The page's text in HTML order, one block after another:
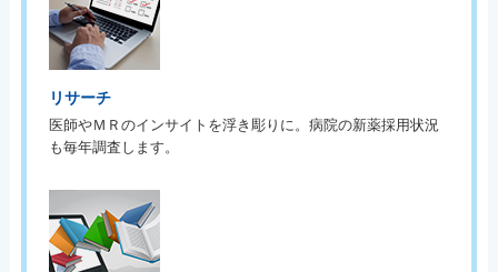
リサーチ
医師やＭＲのインサイトを浮き彫りに。病院の新薬採用状況
も毎年調査します。